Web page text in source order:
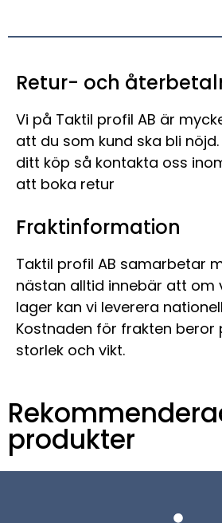
Retur- och
Vi på Taktil profil AB är
att du som kund ska bli
ditt köp så kontakta oss
att boka retur
Fraktinformation
Taktil profil AB samarbetar
nästan alltid innebär att om
lager kan vi leverera
Kostnaden för frakten beror
storlek och vikt.
produkter